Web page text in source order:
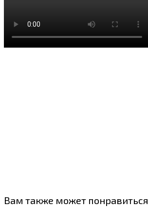
Вам также может понравиться